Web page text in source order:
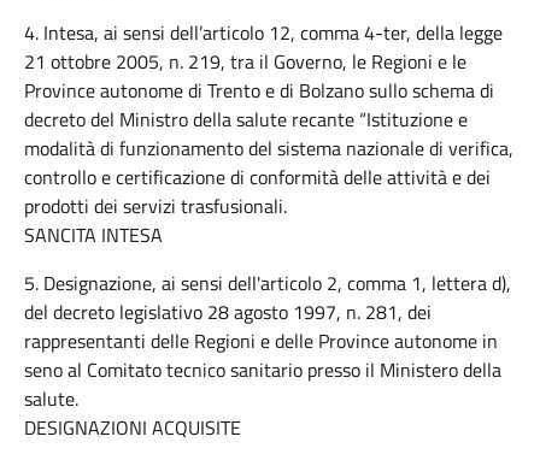
4. Intesa, ai sensi dell’articolo 12, comma 4-ter, della legge
21 ottobre 2005, n. 219, tra il Governo, le Regioni e le
Province autonome di Trento e di Bolzano sullo schema di
decreto del Ministro della salute recante “Istituzione e
modalità di funzionamento del sistema nazionale di verifica,
controllo e certificazione di conformità delle attività e dei
prodotti dei servizi trasfusionali.
SANCITA INTESA
5. Designazione, ai sensi dell'articolo 2, comma 1, lettera d),
del decreto legislativo 28 agosto 1997, n. 281, dei
rappresentanti delle Regioni e delle Province autonome in
seno al Comitato tecnico sanitario presso il Ministero della
salute.
DESIGNAZIONI ACQUISITE